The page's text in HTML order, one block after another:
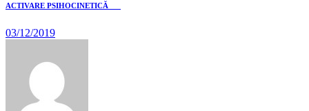
ACTIVARE PSIHOCINETICĂ
03/12/2019